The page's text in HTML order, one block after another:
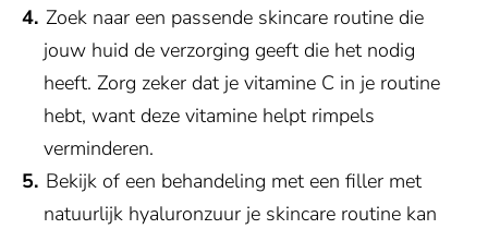
Zoek naar een passende skincare routine die
jouw huid de verzorging geeft die het nodig
heeft. Zorg zeker dat je vitamine C in je routine
hebt, want deze vitamine helpt rimpels
verminderen.
Bekijk of een behandeling met een filler met
natuurlijk hyaluronzuur je skincare routine kan